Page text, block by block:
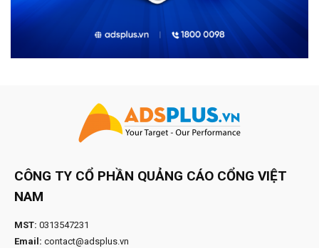
CÔNG TY CỔ PHẦN QUẢNG CÁO CỔNG VIỆT
NAM
MST: 0313547231
Email: contact@adsplus.vn